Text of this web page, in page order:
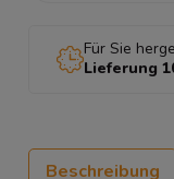
Für Sie
Lieferung
Beschreibung